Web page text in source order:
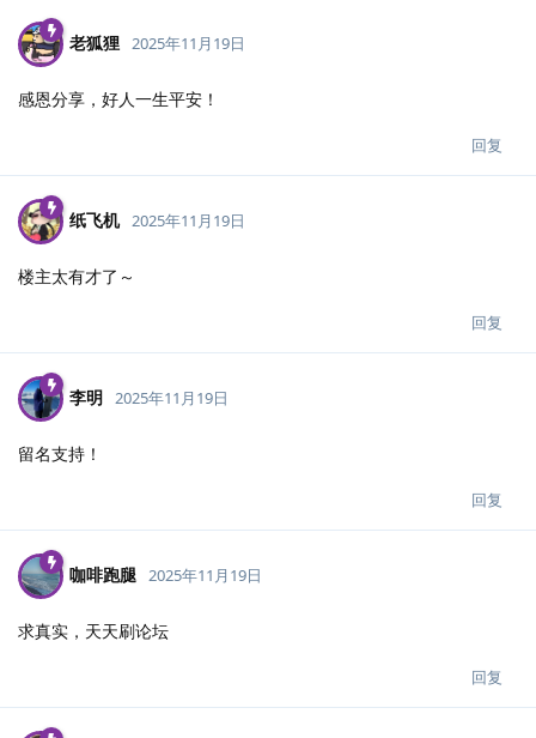
老狐狸 2025年11月19日
感恩分享，好人一生平安！
回复
纸飞机 2025年11月19日
楼主太有才了～
回复
李明 2025年11月19日
留名支持！
回复
咖啡跑腿 2025年11月19日
求真实，天天刷论坛
回复